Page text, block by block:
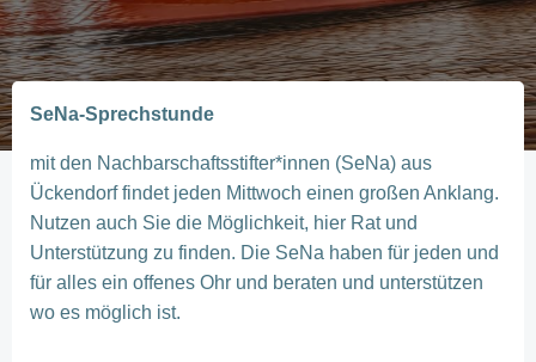
SeNa-Sprechstunde
mit den Nachbarschaftsstifter*innen (SeNa) aus
Ückendorf findet jeden Mittwoch einen großen Anklang.
Nutzen auch Sie die Möglichkeit, hier Rat und
Unterstützung zu finden. Die SeNa haben für jeden und
für alles ein offenes Ohr und beraten und unterstützen
wo es möglich ist.